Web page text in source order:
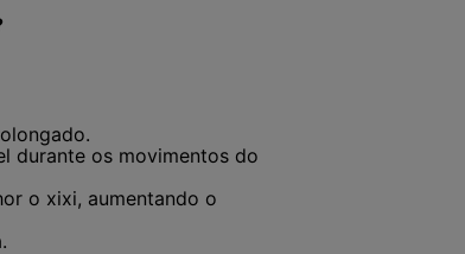
durante os movimentos do
o xixi, aumentando o